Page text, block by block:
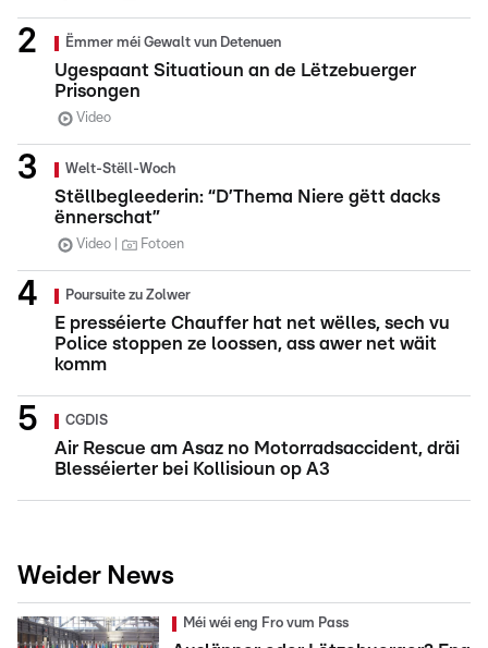
Ëmmer méi Gewalt vun Detenuen
Ugespaant Situatioun an de Lëtzebuerger
Prisongen
Video
Welt-Stëll-Woch
Stëllbegleederin: “D’Thema Niere gëtt dacks
ënnerschat”
Video Fotoen
Poursuite zu Zolwer
E presséierte Chauffer hat net wëlles, sech vu
Police stoppen ze loossen, ass awer net wäit
komm
CGDIS
Air Rescue am Asaz no Motorradsaccident, dräi
Blesséierter bei Kollisioun op A3
Weider News
Méi wéi eng Fro vum Pass